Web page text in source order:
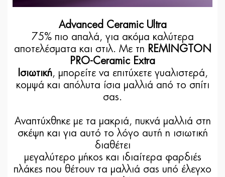
Advanced Ceramic Ultra
75% πιο απαλά, για ακόμα καλύτερα
αποτελέσματα και στιλ. Με τη REMINGTON
PRO-Ceramic Extra
Ισιωτική, μπορείτε να επιτύχετε γυαλιστερά,
κομψά και απόλυτα ίσια μαλλιά από το σπίτι
σας.
Αναπτύχθηκε με τα μακριά, πυκνά μαλλιά στη
σκέψη και για αυτό το λόγο αυτή η ισιωτική
διαθέτει
μεγαλύτερο μήκος και ιδιαίτερα φαρδιές
πλάκες που θέτουν τα μαλλιά σας υπό έλεγχο